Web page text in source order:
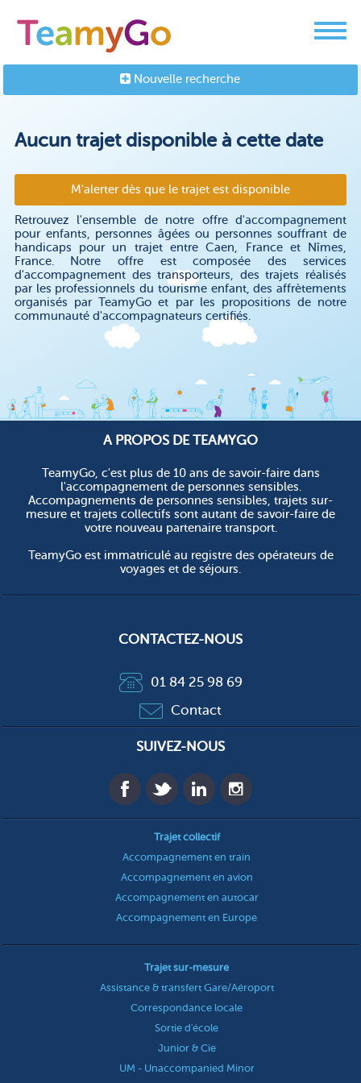
Nouvelle recherche
Aucun trajet disponible à cette date
M'alerter dès que le trajet est disponible
Retrouvez l'ensemble de notre offre d'accompagnement
pour enfants, personnes âgées ou personnes souffrant de
handicaps pour un trajet entre Caen, France et Nîmes,
France. Notre offre est composée des services
d'accompagnement des transporteurs, des trajets réalisés
par les professionnels du tourisme enfant, des affrètements
organisés par TeamyGo et par les propositions de notre
communauté d'accompagnateurs certifiés.
A PROPOS DE TEAMYGO
TeamyGo, c'est plus de 10 ans de savoir-faire dans
l'accompagnement de personnes sensibles.
Accompagnements de personnes sensibles, trajets sur-
mesure et trajets collectifs sont autant de savoir-faire de
votre nouveau partenaire transport.
TeamyGo est immatriculé au registre des opérateurs de
voyages et de séjours.
CONTACTEZ-NOUS
01 84 25 98 69
Contact
SUIVEZ-NOUS
Trajet collectif
Accompagnement en train
Accompagnement en avion
Accompagnement en autocar
Accompagnement en Europe
Trajet sur-mesure
Assistance & transfert Gare/Aéroport
Correspondance locale
Sortie d'école
Junior & Cie
UM - Unaccompanied Minor